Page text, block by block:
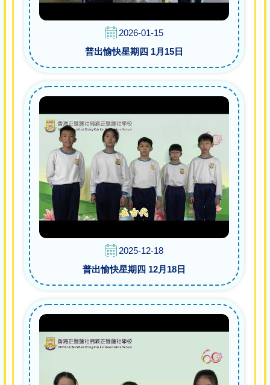
2026-01-15
普出愉快星期四 1月15日
2025-12-18
普出愉快星期四 12月18日